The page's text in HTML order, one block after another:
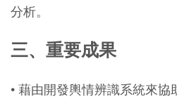
分析。
三、重要成果
• 藉由開發輿情辨識系統來協